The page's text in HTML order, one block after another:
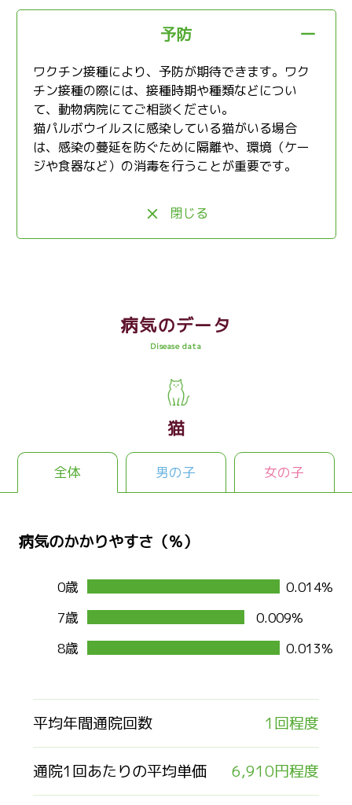
予防
ワクチン接種により、予防が期待できます。ワク
チン接種の際には、接種時期や種類などについ
て、動物病院にてご相談ください。
猫パルボウイルスに感染している猫がいる場合
は、感染の蔓延を防ぐために隔離や、環境（ケー
ジや食器など）の消毒を行うことが重要です。
閉じる
病気のデータ
Disease data
猫
全体 男の子 女の子
病気のかかりやすさ（％）
0歳
0.014%
7歳
0.009%
8歳
0.013%
平均年間通院回数 1回程度
通院1回あたりの平均単価 6,910円程度